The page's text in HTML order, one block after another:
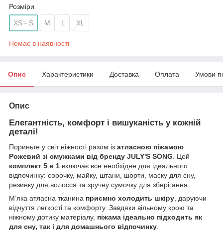
Розміри
XS - S M L XL
Немає в наявності
Опис Характеристики Доставка Оплата Умови
Опис
Елегантність, комфорт і вишуканість у кожній
деталі!
Пориньте у світ ніжності разом із атласною піжамою
Рожевий зі смужками від бренду JULY'S SONG . Цей
комплект 5 в 1 включає все необхідне для ідеального
відпочинку: сорочку, майку, штани, шорти, маску для сну,
резинку для волосся та зручну сумочку для зберігання.
М’яка атласна тканина приємно холодить шкіру , даруючи
відчуття легкості та комфорту. Завдяки вільному крою та
ніжному дотику матеріалу, піжама ідеально підходить як
для сну, так і для домашнього відпочинку